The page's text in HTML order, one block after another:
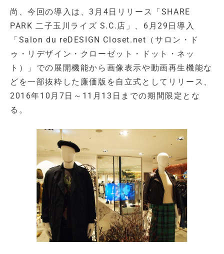
尚、今回の導入は、3月4日リリース「SHARE
PARK 二子玉川ライズ S.C.店」、6月29日導入
「Salon du reDESIGN Closet.net（サロン・ド
ゥ・リデザイン・クローゼット・ドット・ネッ
ト）」での展開機能から画像表示や動画再生機能な
どを一部抜粋した廉価版を自立式としてリリース、
2016年10月7日～11月13日までの期間限定とな
る。